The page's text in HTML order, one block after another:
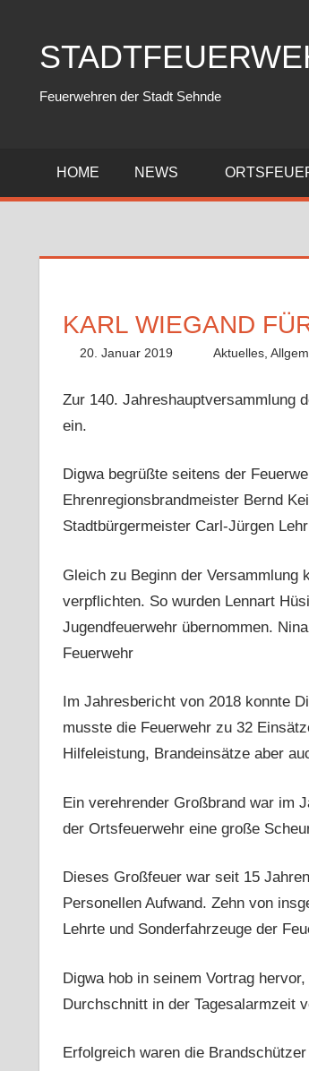
springen
Feuerwehren der Stadt Sehnde
HOME NEWS
KARL WIEGAND
20. Januar 2019 Fabian
Aktuelles,
Zur 140. Jahreshauptversammlung
ein.
Digwa begrüßte seitens der
Ehrenregionsbrandmeister Bernd
Stadtbürgermeister Carl-Jürgen
Gleich zu Beginn der Versammlung
verpflichten. So wurden Lennart
Jugendfeuerwehr übernommen.
Feuerwehr
Im Jahresbericht von 2018 konnte
musste die Feuerwehr zu 32
Hilfeleistung, Brandeinsätze aber
Ein verehrender Großbrand war im
der Ortsfeuerwehr eine große
Dieses Großfeuer war seit 15
Personellen Aufwand. Zehn von
Lehrte und Sonderfahrzeuge der
Digwa hob in seinem Vortrag
Durchschnitt in der Tagesalarmzeit
Erfolgreich waren die